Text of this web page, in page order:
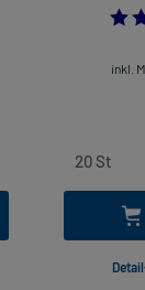
inkl.